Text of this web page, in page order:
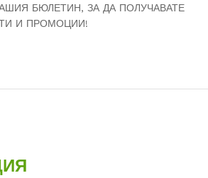
БЮЛЕТИН, ЗА ДА ПОЛУЧАВАТЕ
И ПРОМОЦИИ!